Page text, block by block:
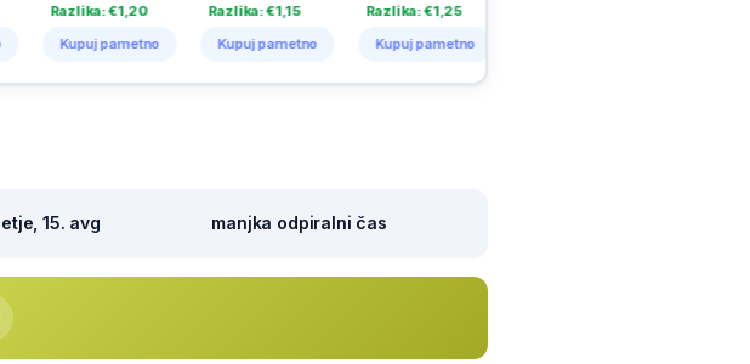
Razlika: €1,20
Kupuj pametno
Razlika: €1,15
Kupuj pametno
Razlika: €1,25
Kupuj pametno
15. avg manjka odpiralni čas